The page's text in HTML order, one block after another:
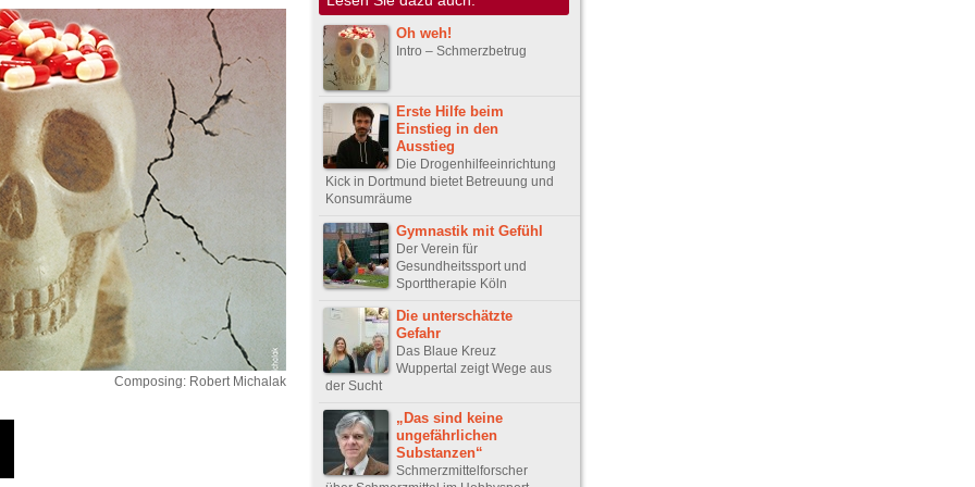
Composing: Robert Michalak
Oh weh!
Intro – Schmerzbetrug
Erste Hilfe beim
Einstieg in den
Ausstieg
Die Drogenhilfeeinrichtung
Kick in Dortmund bietet Betreuung und
Konsumräume
Gymnastik mit Gefühl
Der Verein für
Gesundheitssport und
Sporttherapie Köln
Die unterschätzte
Gefahr
Das Blaue Kreuz
Wuppertal zeigt Wege aus
der Sucht
„Das sind keine
ungefährlichen
Substanzen“
Schmerzmittelforscher